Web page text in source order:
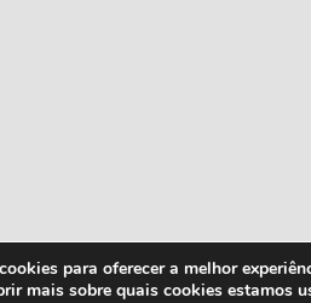
para oferecer a melhor
mais sobre quais cookies estamos